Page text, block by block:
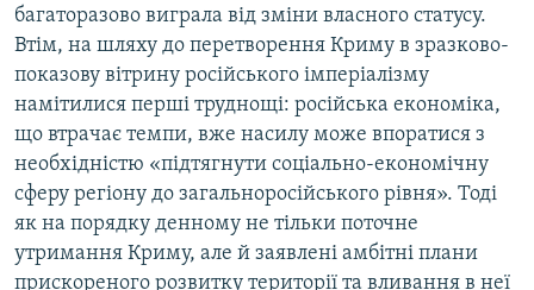
багаторазово виграла від зміни власного статусу.
Втім, на шляху до перетворення Криму в зразково-
показову вітрину російського імперіалізму
намітилися перші труднощі: російська економіка,
що втрачає темпи, вже насилу може впоратися з
необхідністю «підтягнути соціально-економічну
сферу регіону до загальноросійського рівня». Тоді
як на порядку денному не тільки поточне
утримання Криму, але й заявлені амбітні плани
прискореного розвитку території та вливання в неї